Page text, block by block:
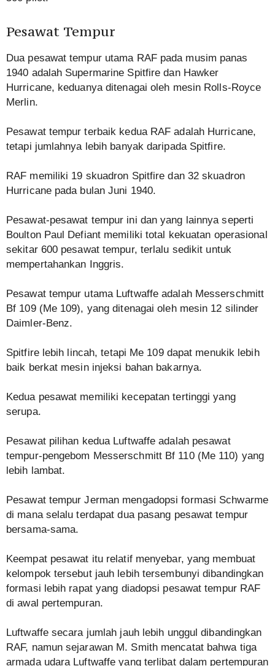
Pesawat Tempur
Dua pesawat tempur utama RAF pada musim panas
1940 adalah Supermarine Spitfire dan Hawker
Hurricane, keduanya ditenagai oleh mesin Rolls-Royce
Merlin.
Pesawat tempur terbaik kedua RAF adalah Hurricane,
tetapi jumlahnya lebih banyak daripada Spitfire.
RAF memiliki 19 skuadron Spitfire dan 32 skuadron
Hurricane pada bulan Juni 1940.
Pesawat-pesawat tempur ini dan yang lainnya seperti
Boulton Paul Defiant memiliki total kekuatan operasional
sekitar 600 pesawat tempur, terlalu sedikit untuk
mempertahankan Inggris.
Pesawat tempur utama Luftwaffe adalah Messerschmitt
Bf 109 (Me 109), yang ditenagai oleh mesin 12 silinder
Daimler-Benz.
Spitfire lebih lincah, tetapi Me 109 dapat menukik lebih
baik berkat mesin injeksi bahan bakarnya.
Kedua pesawat memiliki kecepatan tertinggi yang
serupa.
Pesawat pilihan kedua Luftwaffe adalah pesawat
tempur-pengebom Messerschmitt Bf 110 (Me 110) yang
lebih lambat.
Pesawat tempur Jerman mengadopsi formasi Schwarme
di mana selalu terdapat dua pasang pesawat tempur
bersama-sama.
Keempat pesawat itu relatif menyebar, yang membuat
kelompok tersebut jauh lebih tersembunyi dibandingkan
formasi lebih rapat yang diadopsi pesawat tempur RAF
di awal pertempuran.
Luftwaffe secara jumlah jauh lebih unggul dibandingkan
RAF, namun sejarawan M. Smith mencatat bahwa tiga
armada udara Luftwaffe yang terlibat dalam pertempuran